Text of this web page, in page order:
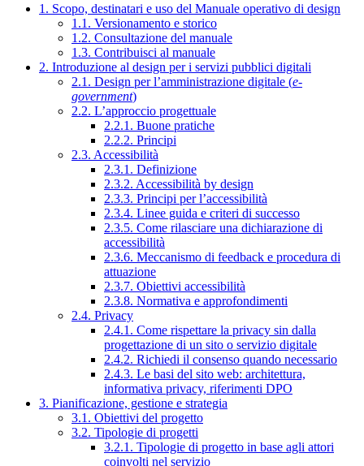
1. Scopo, destinatari e uso del Manuale operativo di design
1.1. Versionamento e storico
1.2. Consultazione del manuale
1.3. Contribuisci al manuale
2. Introduzione al design per i servizi pubblici digitali
2.1. Design per l’amministrazione digitale (e-
government)
2.2. L’approccio progettuale
2.2.1. Buone pratiche
2.2.2. Principi
2.3. Accessibilità
2.3.1. Definizione
2.3.2. Accessibilità by design
2.3.3. Principi per l’accessibilità
2.3.4. Linee guida e criteri di successo
2.3.5. Come rilasciare una dichiarazione di
accessibilità
2.3.6. Meccanismo di feedback e procedura di
attuazione
2.3.7. Obiettivi accessibilità
2.3.8. Normativa e approfondimenti
2.4. Privacy
2.4.1. Come rispettare la privacy sin dalla
progettazione di un sito o servizio digitale
2.4.2. Richiedi il consenso quando necessario
2.4.3. Le basi del sito web: architettura,
informativa privacy, riferimenti DPO
3. Pianificazione, gestione e strategia
3.1. Obiettivi del progetto
3.2. Tipologie di progetti
3.2.1. Tipologie di progetto in base agli attori
coinvolti nel servizio